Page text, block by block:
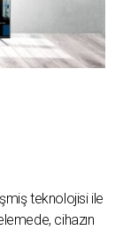
teknolojisi ile
cihazın